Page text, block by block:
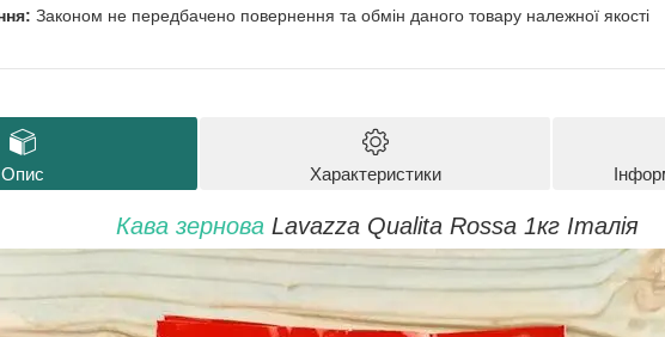
Законом не передбачено повернення та обмін даного товару належної якості
Опис Характеристики
Кава зерноваLavazza Qualita Rossa 1кг Італія